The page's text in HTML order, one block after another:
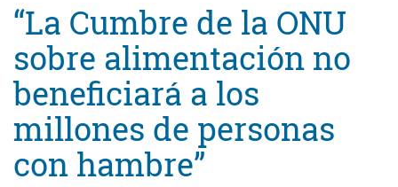
“La Cumbre de la ONU
sobre alimentación no
beneficiará a los
millones de personas
con hambre”